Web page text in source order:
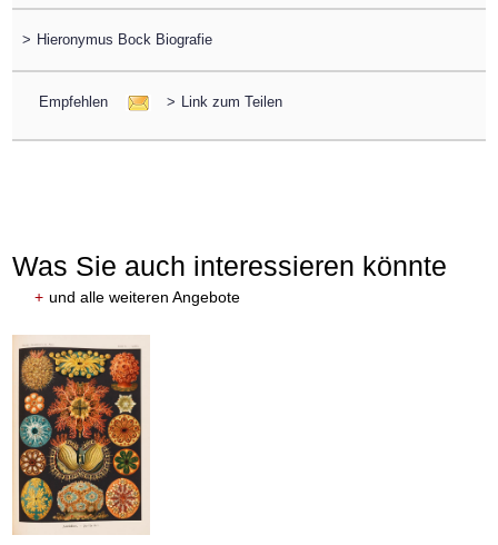
> Hieronymus Bock Biografie
Empfehlen > Link zum Teilen
Was Sie auch interessieren könnte
+ und alle weiteren Angebote